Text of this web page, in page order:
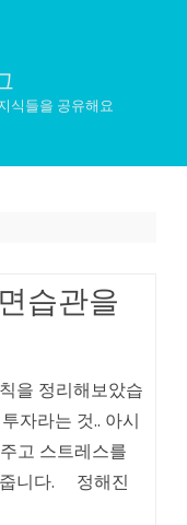
식들을 공유해요
습관을
을 정리해보았습
자라는 것.. 아시
고 스트레스를
줍니다. 정해진